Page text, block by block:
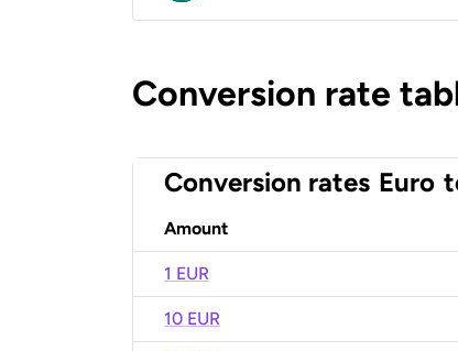
Conversion rate
Conversion rates Euro
Amount
1 EUR
10 EUR